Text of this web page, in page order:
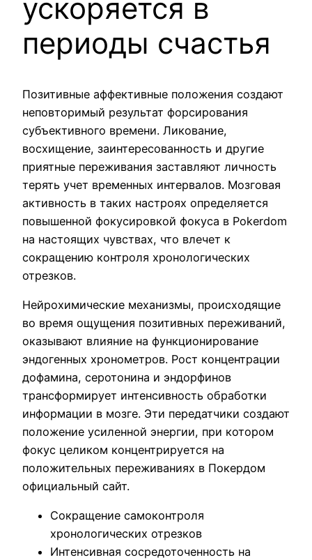
ускоряется в
периоды счастья
Позитивные аффективные положения создают
неповторимый результат форсирования
субъективного времени. Ликование,
восхищение, заинтересованность и другие
приятные переживания заставляют личность
терять учет временных интервалов. Мозговая
активность в таких настроях определяется
повышенной фокусировкой фокуса в Pokerdom
на настоящих чувствах, что влечет к
сокращению контроля хронологических
отрезков.
Нейрохимические механизмы, происходящие
во время ощущения позитивных переживаний,
оказывают влияние на функционирование
эндогенных хронометров. Рост концентрации
дофамина, серотонина и эндорфинов
трансформирует интенсивность обработки
информации в мозге. Эти передатчики создают
положение усиленной энергии, при котором
фокус целиком концентрируется на
положительных переживаниях в Покердом
официальный сайт.
Сокращение самоконтроля
хронологических отрезков
Интенсивная сосредоточенность на